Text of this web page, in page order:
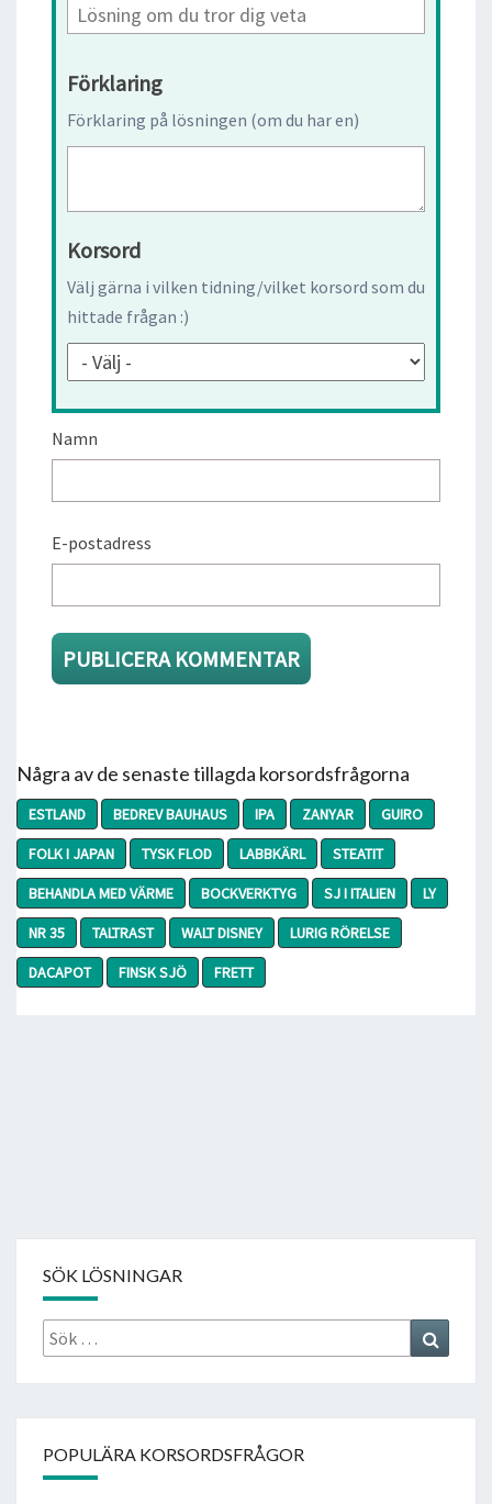
Förklaring
Förklaring på lösningen (om du har en)
Korsord
Välj gärna i vilken tidning/vilket korsord som du
hittade frågan :)
Namn
E-postadress
Några av de senaste tillagda korsordsfrågorna
ESTLAND BEDREV BAUHAUS IPA ZANYAR
GUIRO
FOLK I JAPAN
TYSK FLOD LABBKÄRL
STEATIT
BEHANDLA MED VÄRME
BOCKVERKTYG SJ I ITALIEN
LY
NR 35
TALTRAST WALT DISNEY
LURIG RÖRELSE
DACAPOT
FINSK SJÖ FRETT
SÖK LÖSNINGAR
Sök
efter:
POPULÄRA KORSORDSFRÅGOR